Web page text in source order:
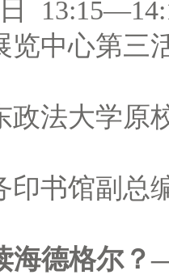
日
览中心第三
政法大学原
印书馆副总
海德格尔